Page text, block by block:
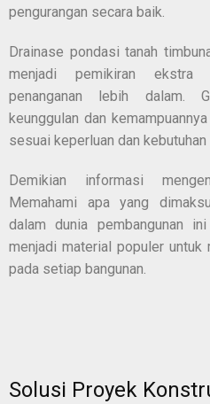
pengurangan secara baik.
Drainase pondasi tanah
menjadi pemikiran ekstra
penanganan lebih dalam.
keunggulan dan
sesuai keperluan dan
Demikian informasi
Memahami apa yang
dalam dunia pembangunan
menjadi material populer untuk
pada setiap bangunan.
Solusi Proyek